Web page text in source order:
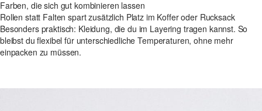
Farben, die sich gut kombinieren lassen
Rollen statt Falten spart zusätzlich Platz im Koffer oder Rucksack
Besonders praktisch: Kleidung, die du im Layering tragen kannst. So
bleibst du flexibel für unterschiedliche Temperaturen, ohne mehr
einpacken zu müssen.